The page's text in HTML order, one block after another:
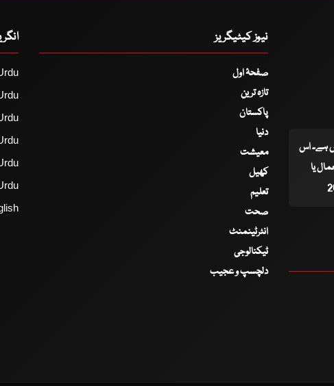
ہے۔ اس
یا
نیوز کیٹیگریز
صفحۂ اول
تازہ ترین
پاکستان
دنیا
معیشت
کھیل
تعلیم
صحت
انٹرٹینمنٹ
ٹیکنالوجی
دلچسپ و عجیب